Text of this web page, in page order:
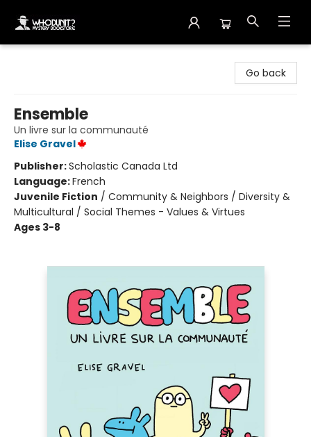
Go back
Ensemble
Un livre sur la communauté
Elise Gravel
Publisher:Scholastic Canada Ltd
Language:French
Juvenile Fiction / Community & Neighbors / Diversity &
Multicultural / Social Themes - Values & Virtues
Ages 3-8